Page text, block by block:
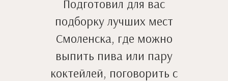
Подготовил для вас
подборку лучших мест
Смоленска, где можно
выпить пива или пару
коктейлей, поговорить с